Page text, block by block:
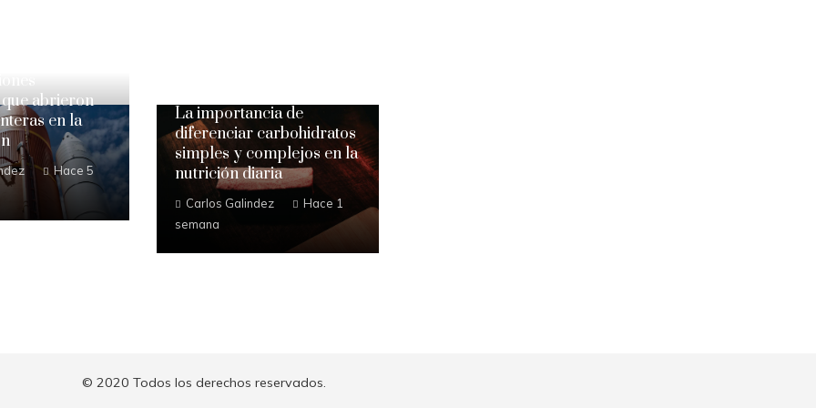
abrieron
en la
Hace 5
La importancia de
diferenciar carbohidratos
simples y complejos en la
nutrición diaria
Carlos Galindez
Hace 1
semana
© 2020 Todos los derechos reservados.